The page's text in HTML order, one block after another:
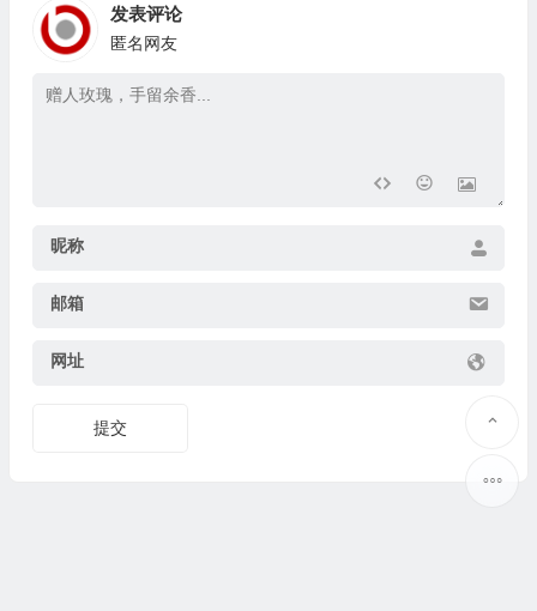
发表评论
匿名网友
昵称
邮箱
网址
提交